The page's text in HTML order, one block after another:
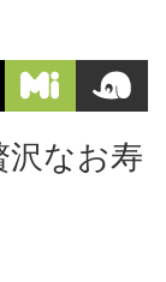
沢なお寿